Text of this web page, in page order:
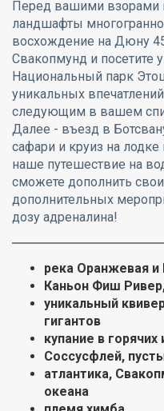
Перед вашими взорами
ландшафты
восхождение на Дюну
Свакопмунд и посетите
Национальный парк
уникальных
следующим в вашем
Далее - въезд в
сафари и круиз на
наше путешествие на
сможете дополнить
дополнительных
дозу адреналина!
река Оранжевая
Каньон Фиш
уникальный
гигантов
купание в горячих
Соссусфлей,
атлантика,
океана